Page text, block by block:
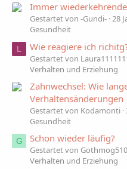
Immer
Gestartet von -Gundi- 28
Gesundheit
L Wie reagiere ich
Gestartet von
Verhalten und Erziehung
Zahnwechsel: Wie
Verhaltensänderungen
Gestartet von Kodamonti
Gesundheit
G Schon wieder läufig?
Gestartet von Gothmog510
Verhalten und Erziehung